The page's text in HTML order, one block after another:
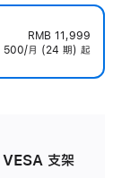
RMB 11,999
500/月 (24 期) 起
支架